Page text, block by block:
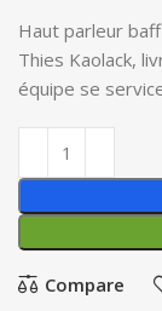
Haut parleur
Thies Kaolack,
équipe se
Compare